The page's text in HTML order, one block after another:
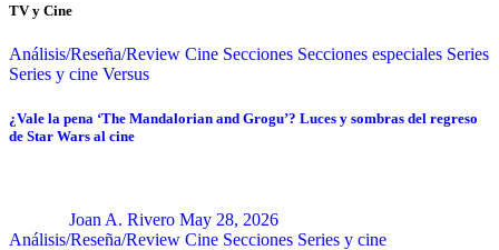
TV y Cine
Análisis/Reseña/Review Cine Secciones Secciones especiales Series
Series y cine Versus
¿Vale la pena ‘The Mandalorian and Grogu’? Luces y sombras del regreso
de Star Wars al cine
Joan A. Rivero May 28, 2026
Análisis/Reseña/Review Cine Secciones Series y cine